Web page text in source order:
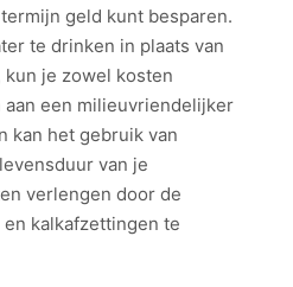
geld kunt besparen.
te drinken in plaats van
je zowel kosten
een milieuvriendelijker
kan het gebruik van
van je
verlengen door de
kalkafzettingen te